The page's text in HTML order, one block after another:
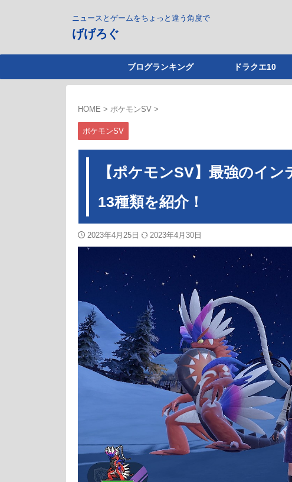
ニュースとゲームをちょっと違う角度で
げげろぐ
ブログランキング ドラクエ10
HOME > ポケモンSV >
ポケモンSV
【ポケモンSV】最強のイ
13種類を紹介！
2023年4月25日 2023年4月30日